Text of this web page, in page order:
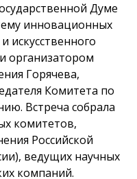
Думе
инновационных
искусственного
организатором
Горячева,
Комитета по
Встреча собрала
комитетов,
Российской
ведущих научных
компаний.